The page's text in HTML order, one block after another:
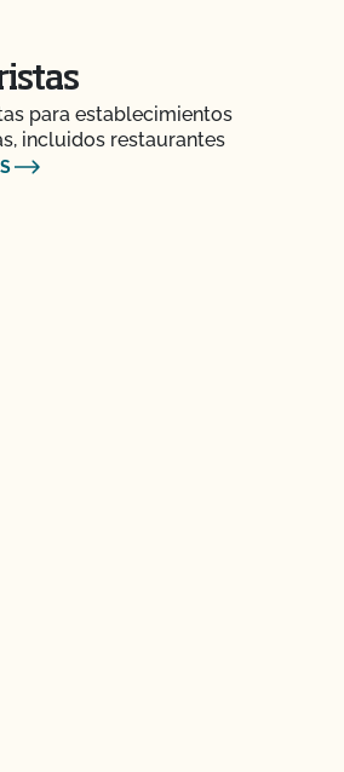
para establecimientos
incluidos restaurantes